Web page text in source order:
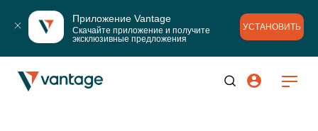
Приложение Vantage
Скачайте приложение и получите
эксклюзивные предложения
УСТАНОВИТЬ